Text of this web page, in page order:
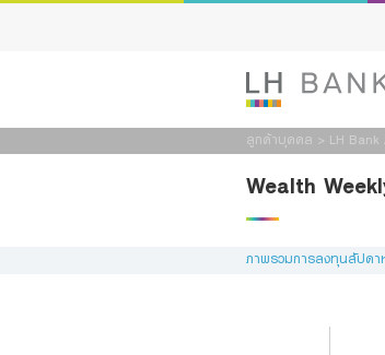
ลูกค้าบุคคล > LH Bank
Wealth
ภาพรวมการลงทุนสัปด